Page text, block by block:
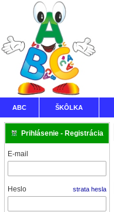
ABC ŠKÔLKA
Prihlásenie - Registrácia
E-mail
Heslo strata hesla